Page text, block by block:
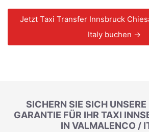
Jetzt Taxi Transfer Innsbruck
Italy buchen →
SICHERN SIE SICH
GARANTIE FÜR IHR TAXI
IN VALMALENCO /